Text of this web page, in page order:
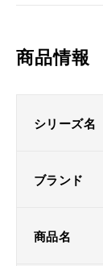
商品情報
シリーズ名
ブランド
商品名